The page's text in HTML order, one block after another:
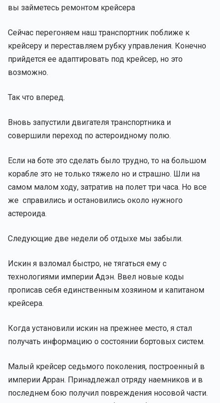
вы займетесь ремонтом крейсера
Сейчас перегоняем наш транспортник поближе к
крейсеру и переставляем рубку управления. Конечно
прийдется ее адаптировать под крейсер, но это
возможно.
Так что вперед.
Вновь запустили двигателя транспортника и
совершили переход по астероидному полю.
Если на боте это сделать было трудно, то на большом
корабле это не только тяжело но и страшно. Шли на
самом малом ходу, затратив на полет три часа. Но все
же справились и остановились около нужного
астероида.
Следующие две недели об отдыхе мы забыли.
Искин я взломал быстро, не тягаться ему с
технологиями империи Адэн. Ввел новые коды
прописав себя единственным хозяином и капитаном
крейсера.
Когда установили искин на прежнее место, я стал
получать информацию о состоянии бортовых систем.
Малый крейсер седьмого поколения, построенный в
империи Арран. Принадлежал отряду наемников и в
последнем бою получил повреждения носовой части.